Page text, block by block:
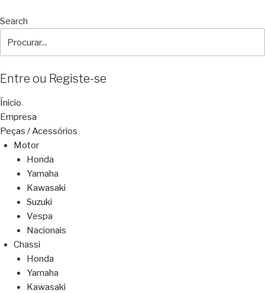
Search
Entre ou Registe-se
Ínicio
Empresa
Peças / Acessórios
Motor
Honda
Yamaha
Kawasaki
Suzuki
Vespa
Nacionais
Chassi
Honda
Yamaha
Kawasaki